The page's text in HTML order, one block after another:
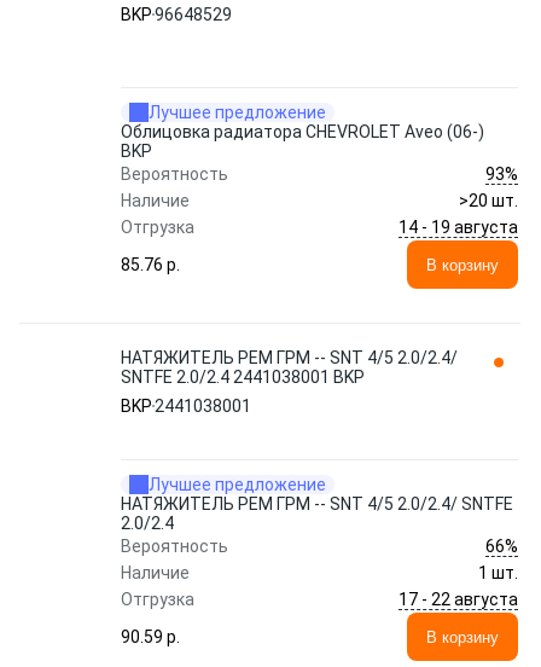
BKP96648529
Лучшее предложение
Облицовка радиатора CHEVROLET Aveo (06-)
BKP
Вероятность
93%
Наличие
>20 шт.
Отгрузка
14 - 19 августа
85.76 p.
В корзину
НАТЯЖИТЕЛЬ РЕМ ГРМ -- SNT 4/5 2.0/2.4/
SNTFE 2.0/2.4 2441038001 BKP
BKP 2441038001
Лучшее предложение
НАТЯЖИТЕЛЬ РЕМ ГРМ -- SNT 4/5 2.0/2.4/ SNTFE
2.0/2.4
Вероятность
66%
Наличие
1 шт.
Отгрузка
17 - 22 августа
90.59 p.
В корзину